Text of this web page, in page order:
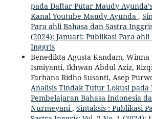
pada Daftar Putar Maudy
Kanal Youtube Maudy Ayunda ,
Para ahli Bahasa dan Sastra
(2024): Januari: Publikasi Para ahli
Inggris
Benedikta Agusta Kandam,
Ismiyanti, Ikhwan Abdul Aziz,
Farhana Ridho Susanti, Asep
Analisis Tindak Tutur Lokusi pada
Pembelajaran Bahasa Indonesia
Nurmeyani, Sintaksis : Publikasi